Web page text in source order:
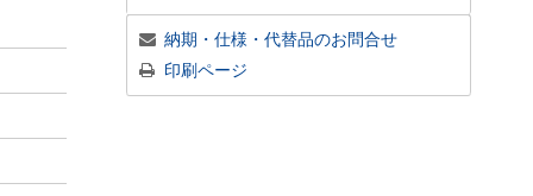
納期・仕様・代替品のお問合せ
印刷ページ